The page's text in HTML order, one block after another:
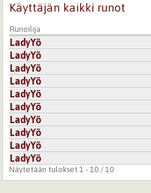
Käyttäjän kaikki runot
Runoilija
LadyYö
LadyYö
LadyYö
LadyYö
LadyYö
LadyYö
LadyYö
LadyYö
LadyYö
LadyYö
Näytetään tulokset 1 - 10 / 10